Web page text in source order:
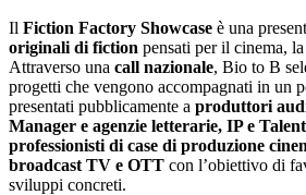
Il Fiction Factory Showcase è una
originali di fiction pensati per il cinema,
Attraverso una call nazionale, Bio to B
progetti che vengono accompagnati in un
presentati pubblicamente a produttori
Manager e agenzie letterarie, IP e
professionisti di case di produzione
broadcast TV e OTT con l’obiettivo di
sviluppi concreti.